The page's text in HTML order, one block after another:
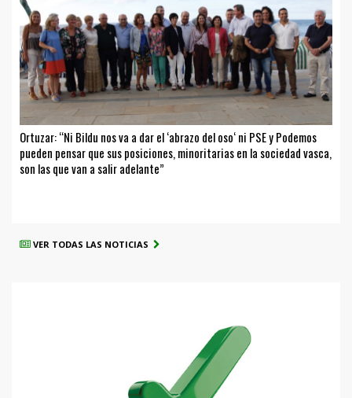
Ortuzar: “Ni Bildu nos va a dar el ‘abrazo del oso‘ ni PSE y Podemos
pueden pensar que sus posiciones, minoritarias en la sociedad vasca,
son las que van a salir adelante”
VER TODAS LAS NOTICIAS